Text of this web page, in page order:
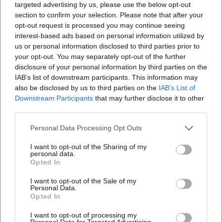
targeted advertising by us, please use the below opt-out
section to confirm your selection. Please note that after your
opt-out request is processed you may continue seeing
interest-based ads based on personal information utilized by
us or personal information disclosed to third parties prior to
your opt-out. You may separately opt-out of the further
disclosure of your personal information by third parties on the
IAB’s list of downstream participants. This information may
also be disclosed by us to third parties on the IAB’s List of
Downstream Participants that may further disclose it to other
Personal Data Processing Opt Outs
I want to opt-out of the Sharing of my
personal data.
Opted In
I want to opt-out of the Sale of my
Personal Data.
Opted In
I want to opt-out of processing my
Plattensammeln, Kuratieren und das „Ranking“ von
Erlebnissen gesprochen wird. About a Boy brachte eine
sensible Männlichkeitsstudie ins Mainstream-Kino; Juliet,
Naked seziert die Ökologie des Fan-Seins im digitalen
Zeitalter. Als Essayist formt Hornby einen Kanon des
Alltags – nicht aus Denkmälern, sondern aus Songs, die
Menschen wirklich hören.
Diskographie & musikbezogene Arbeiten (Auswahl)
- Lonely Avenue (Album mit Ben Folds, Lyrics von Nick
Hornby): Ein Studio-Set, das erzählerische Prägnanz in
Melodie übersetzt und im Studio-Arrangement feine
- Songbook/31 Songs (Essays): Eine kuratierte Sammlung,
die wie eine kommentierte Playlist funktioniert und
- Roman Juliet, Naked: Ein Musikroman über künstlerische
Rückzüge, Bootlegs und späte Offenbarungen.